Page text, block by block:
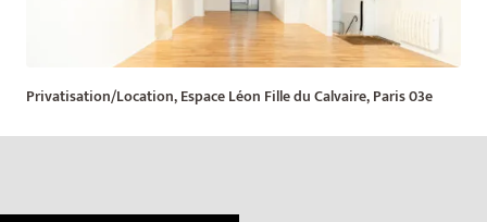
Privatisation/Location, Espace Léon Fille du Calvaire, Paris 03e